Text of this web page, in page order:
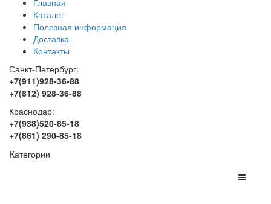
Главная
Каталог
Полезная информация
Доставка
Контакты
Санкт-Петербург:
+7(911)928-36-88
+7(812) 928-36-88
Краснодар:
+7(938)520-85-18
+7(861) 290-85-18
Категории